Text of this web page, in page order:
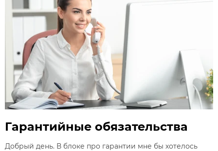
Гарантийные обязательства
Добрый день. В блоке про гарантии мне бы хотелось